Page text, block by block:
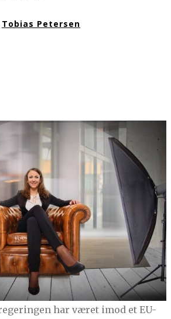
Tobias Petersen
har været imod et EU-